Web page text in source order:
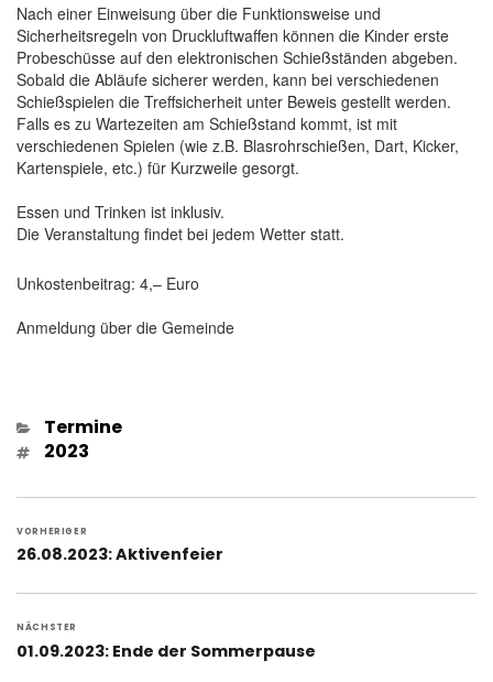
Nach einer Einweisung über die Funktionsweise und
Sicherheitsregeln von Druckluftwaffen können die Kinder erste
Probeschüsse auf den elektronischen Schießständen abgeben.
Sobald die Abläufe sicherer werden, kann bei verschiedenen
Schießspielen die Treffsicherheit unter Beweis gestellt werden.
Falls es zu Wartezeiten am Schießstand kommt, ist mit
verschiedenen Spielen (wie z.B. Blasrohrschießen, Dart, Kicker,
Kartenspiele, etc.) für Kurzweile gesorgt.
Essen und Trinken ist inklusiv.
Die Veranstaltung findet bei jedem Wetter statt.
Unkostenbeitrag: 4,– Euro
Anmeldung über die Gemeinde
Kategorien
Termine
Schlagwörter
2023
Beitragsnavigation
VORHERIGER
Vorheriger
26.08.2023: Aktivenfeier
NÄCHSTER
Nächster
01.09.2023: Ende der Sommerpause